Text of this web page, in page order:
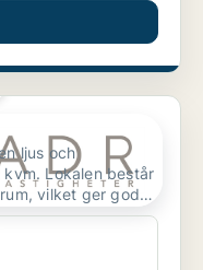
ljus och
Lokalen består
vilket ger goda